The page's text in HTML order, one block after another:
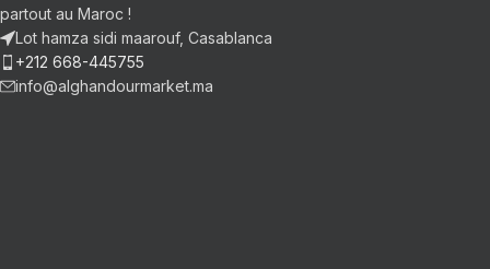
partout au Maroc !
Lot hamza sidi maarouf, Casablanca
+212 668-445755
info@alghandourmarket.ma